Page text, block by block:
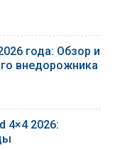
года: Обзор и
внедорожника
4×4 2026: